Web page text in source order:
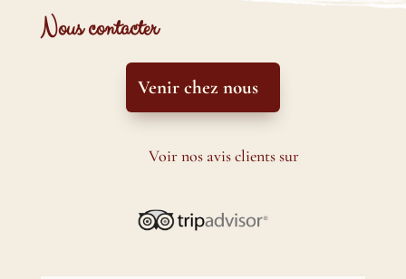
Nous contacter
Venir chez nous
Voir nos avis clients sur